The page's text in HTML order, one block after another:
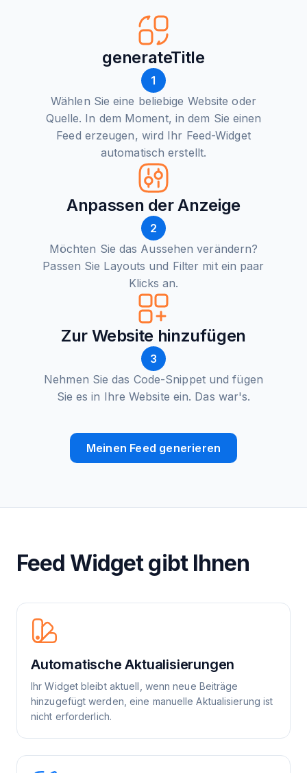
generateTitle
1
Wählen Sie eine beliebige Website oder
Quelle. In dem Moment, in dem Sie einen
Feed erzeugen, wird Ihr Feed-Widget
automatisch erstellt.
Anpassen der Anzeige
2
Möchten Sie das Aussehen verändern?
Passen Sie Layouts und Filter mit ein paar
Klicks an.
Zur Website hinzufügen
3
Nehmen Sie das Code-Snippet und fügen
Sie es in Ihre Website ein. Das war's.
Meinen Feed generieren
Feed Widget gibt Ihnen
Automatische Aktualisierungen
Ihr Widget bleibt aktuell, wenn neue Beiträge
hinzugefügt werden, eine manuelle Aktualisierung ist
nicht erforderlich.